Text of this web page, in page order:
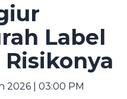
Label
2026 | 03:00 PM